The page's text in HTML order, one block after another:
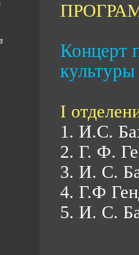
Концерт
I
1. И.С.
2. Г. Ф.
3. И. С.
4. Г.Ф
5. И. С.